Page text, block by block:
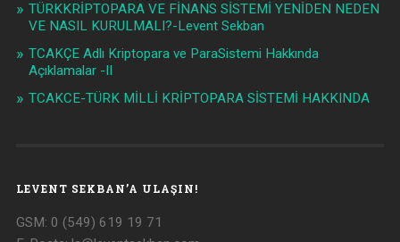
TÜRKKRİPTOPARA VE FİNANS SİSTEMİ YENİDEN NEDEN
VE NASIL KURULMALI?-Levent Sekban
TCAKÇE Adlı Kriptopara ve ParaSistemi Hakkında
Açıklamalar -II
TCAKCE-TÜRK MİLLİ KRİPTOPARA SİSTEMİ HAKKINDA
LEVENT SEKBAN’A ULAŞIN!
GSM: 0 (549) 619 19 71